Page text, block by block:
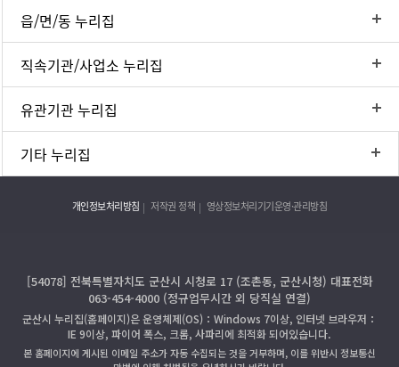
읍/면/동 누리집
직속기관/사업소 누리집
유관기관 누리집
기타 누리집
개인정보처리방침 저작권 정책 영상정보처리기기운영·관리방침
[54078] 전북특별자치도 군산시 시청로 17 (조촌동, 군산시청) 대표전화
063-454-4000 (정규업무시간 외 당직실 연결)
군산시 누리집(홈페이지)은 운영체제(OS)：Windows 7이상, 인터넷 브라우저：
IE 9이상, 파이어 폭스, 크롬, 사파리에 최적화 되어있습니다.
본 홈페이지에 게시된 이메일 주소가 자동 수집되는 것을 거부하며, 이를 위반시 정보통신